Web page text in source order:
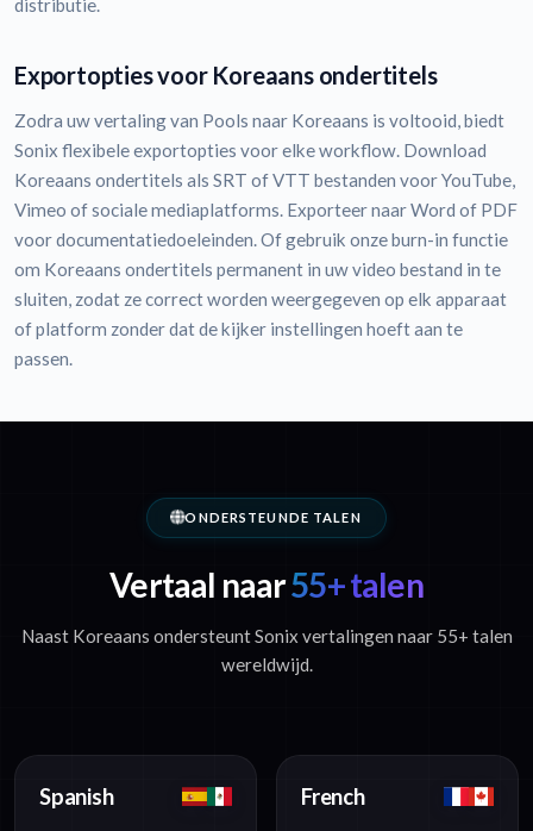
distributie.
Exportopties voor Koreaans ondertitels
Zodra uw vertaling van Pools naar Koreaans is voltooid, biedt
Sonix flexibele exportopties voor elke workflow. Download
Koreaans ondertitels als SRT of VTT bestanden voor YouTube,
Vimeo of sociale mediaplatforms. Exporteer naar Word of PDF
voor documentatiedoeleinden. Of gebruik onze burn-in functie
om Koreaans ondertitels permanent in uw video bestand in te
sluiten, zodat ze correct worden weergegeven op elk apparaat
of platform zonder dat de kijker instellingen hoeft aan te
passen.
ONDERSTEUNDE TALEN
Vertaal naar55+ talen
Naast Koreaans ondersteunt Sonix vertalingen naar 55+ talen
wereldwijd.
Spanish French